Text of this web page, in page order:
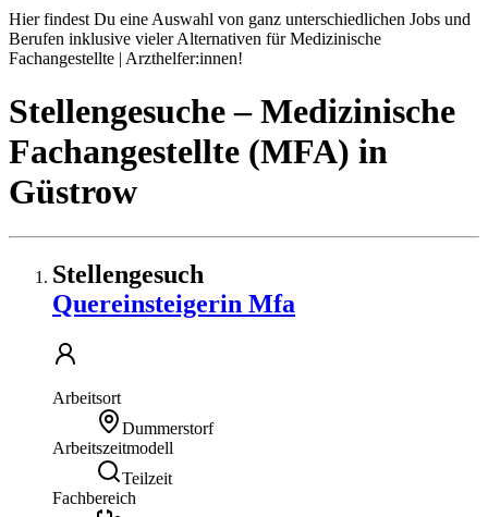
Hier findest Du eine Auswahl von ganz unterschiedlichen Jobs und
Berufen inklusive vieler Alternativen für Medizinische
Fachangestellte | Arzthelfer:innen!
Stellengesuche– Medizinische
Fachangestellte (MFA) in
Güstrow
Stellengesuch
Quereinsteigerin Mfa
Arbeitsort
Dummerstorf
Arbeitszeitmodell
Teilzeit
Fachbereich